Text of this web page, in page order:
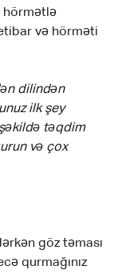
hörmətlə
və hörməti
dilindən
ilk şey
təqdim
və çox
göz təması
qurmağınız